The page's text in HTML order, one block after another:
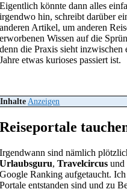
Eigentlich könnte dann alles
irgendwo hin, schreibt darüber
anderen Artikel, um anderen
erworbenen Wissen auf die
denn die Praxis sieht inzwischen
Jahre etwas kurioses passiert ist.
Inhalte Anzeigen
Reiseportale
Irgendwann sind nämlich
Urlaubsguru,Travelcircus und
Google Ranking aufgetaucht.
Portale entstanden sind und zu